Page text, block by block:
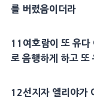
를 버렸음이더라
11 여호람이 또 유다
로 음행하게 하고 또
12선지자 엘리야가